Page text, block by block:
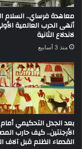
معاهدة فرساي.. السلام
أنهى الحرب العالمية
لاندلاع الثانية
منذ 3 أسابيع
بعد الجدل التحكيمي أمام
الأرجنتين.. كيف حارب
القدماء الظلم قبل آلاف